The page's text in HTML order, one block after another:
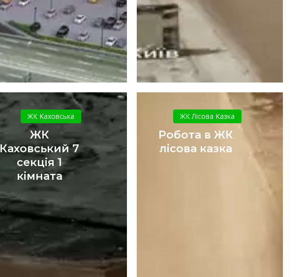
ЖК
Каховський
7
секція
1
кімната
ЖК Каховська
ЖК
Каховський 7
секція 1
кімната
Робота
в
ЖК
лісова
казка
ЖК Лісова Казка
Робота в ЖК
лісова казка